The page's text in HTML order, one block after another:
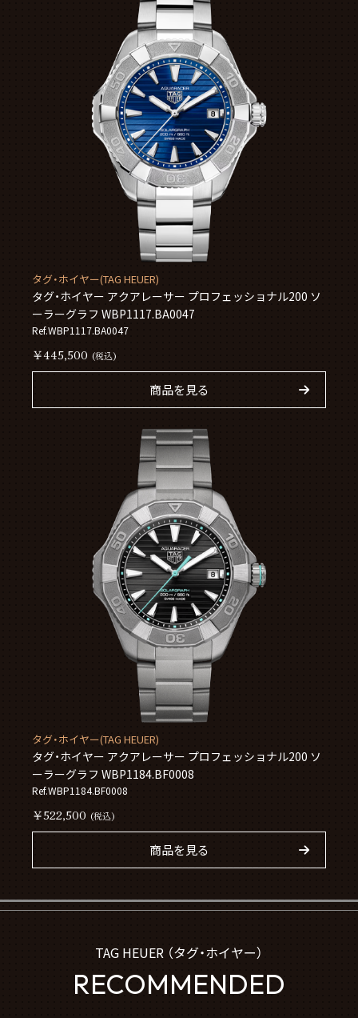
タグ・ホイヤー(TAG HEUER)
タグ・ホイヤー アクアレーサー プロフェッショナル200 ソ
ーラーグラフ WBP1117.BA0047
Ref.WBP1117.BA0047
￥445,500 (税込)
商品を見る
タグ・ホイヤー(TAG HEUER)
タグ・ホイヤー アクアレーサー プロフェッショナル200 ソ
ーラーグラフ WBP1184.BF0008
Ref.WBP1184.BF0008
￥522,500 (税込)
商品を見る
TAG HEUER （タグ・ホイヤー）
RECOMMENDED